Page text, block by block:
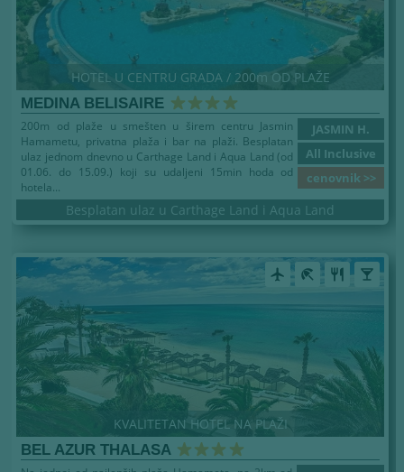
HOTEL U CENTRU GRADA / 200m OD PLAŽE
MEDINA BELISAIRE
JASMIN H.
All Inclusive
cenovnik >>
200m od plaže u smešten u širem centru Jasmin
Hamametu, privatna plaža i bar na plaži. Besplatan
ulaz jednom dnevno u Carthage Land i Aqua Land (od
01.06. do 15.09.) koji su udaljeni 15min hoda od
hotela...
Besplatan ulaz u Carthage Land i Aqua Land
airplanemode_active beach_access restaurant local_bar
KVALITETAN HOTEL NA PLAŽI
BEL AZUR THALASA